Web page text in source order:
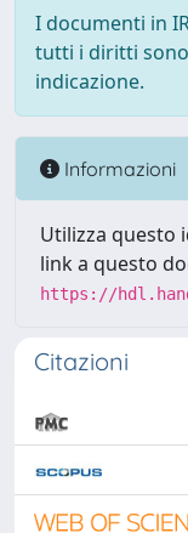
I documenti in
tutti i diritti
indicazione.
Informazioni
Utilizza questo
link a questo
https://
Citazioni